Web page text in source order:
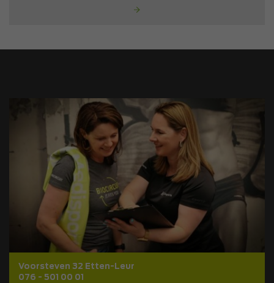
Voorsteven 32 Etten-Leur
076 - 501 00 01